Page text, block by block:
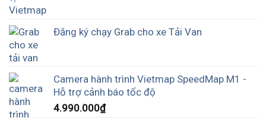
Đăng ký chạy Grab cho xe Tải Van
Camera hành trình Vietmap SpeedMap M1 -
Hỗ trợ cảnh báo tốc độ
4.990.000₫